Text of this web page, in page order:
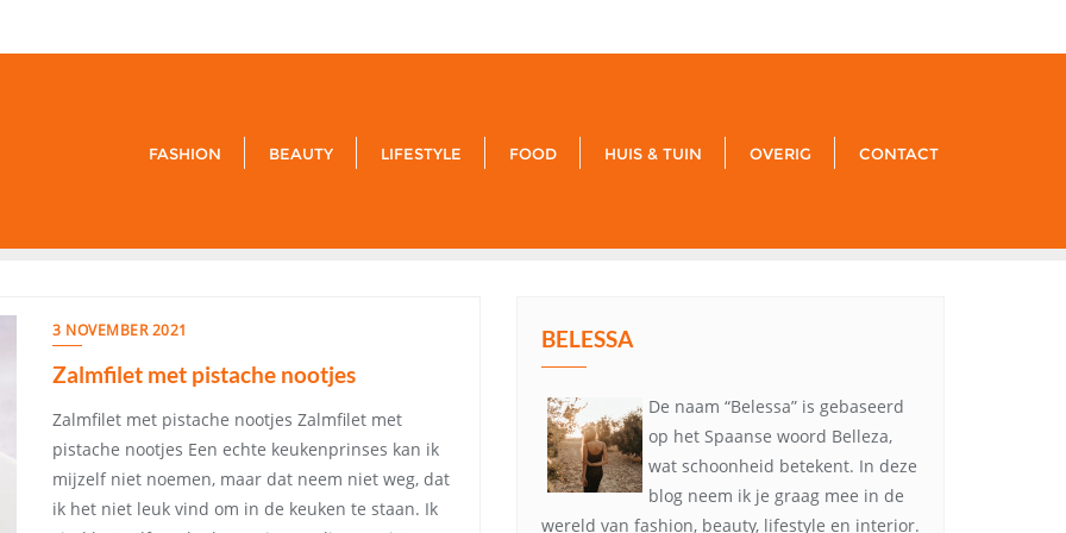
FASHION BEAUTY LIFESTYLE FOOD HUIS & TUIN OVERIG CONTACT
3 NOVEMBER 2021
Zalmfilet met pistache nootjes
Zalmfilet met pistache nootjes Zalmfilet met
pistache nootjes Een echte keukenprinses kan ik
mijzelf niet noemen, maar dat neem niet weg, dat
ik het niet leuk vind om in de keuken te staan. Ik
BELESSA
De naam “Belessa” is gebaseerd
op het Spaanse woord Belleza,
wat schoonheid betekent. In deze
blog neem ik je graag mee in de
wereld van fashion, beauty, lifestyle en interior.